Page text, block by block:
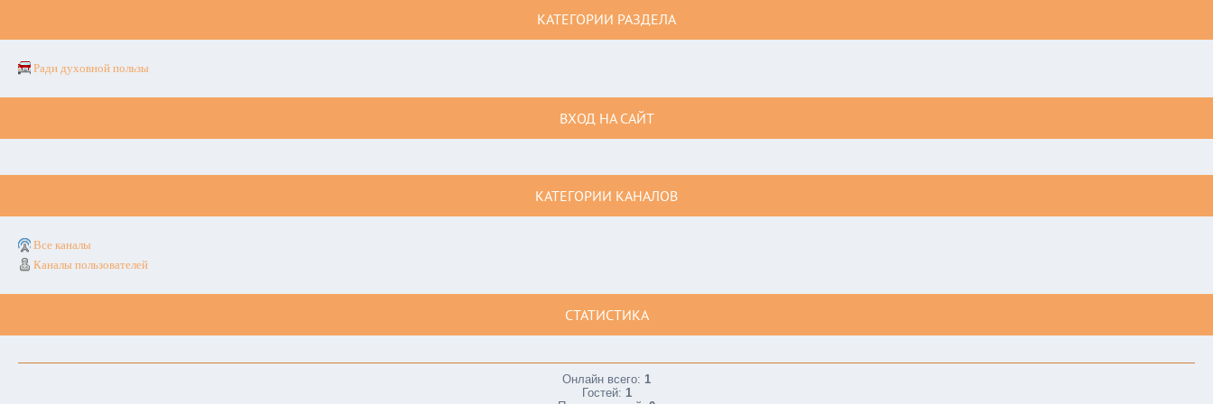
КАТЕГОРИИ РАЗДЕЛА
Ради духовной пользы
ВХОД НА САЙТ
КАТЕГОРИИ КАНАЛОВ
Все каналы
Каналы пользователей
СТАТИСТИКА
Онлайн всего: 1
Гостей: 1